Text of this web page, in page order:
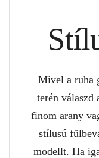
Mivel a ruha
terén válaszd
finom arany
stílusú
modellt. Ha